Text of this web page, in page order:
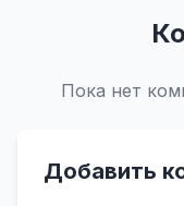
Пока нет
Добавить